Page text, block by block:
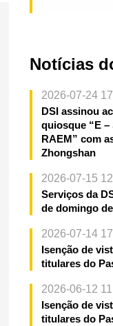
Notícias
2026-07-24
DSI assinou
quiosque “E
RAEM” com
Zhongshan
2026-07-15
Serviços da
de domingo
2026-07-14
Isenção de
titulares do
2026-06-12
Isenção de
titulares do